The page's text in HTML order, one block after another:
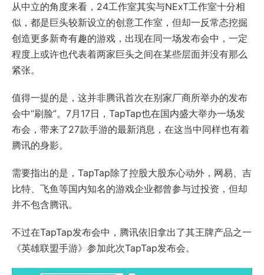
从中立的角度来看，24工作室其实与NExT工作室十分相
似，都是巨头较新设立的创意工作室，但却一反常态挖掘
创造更多新奇有趣的游戏，出现在同一场发布会中，一定
程度上或许也代表着两家巨头之间在某些层面并没有那么
紧张。
值得一提的是，这并非腾讯首次在别家厂商所举办的发布
会中“刷脸”。7月17日，TapTap也在国内盛大举办一场发
布会，带来了27款手游的最新消息，在这当中同样也有着
腾讯的身影。
需要指出的是，TapTap除了控股大股东心动外，网易、吉
比特、飞鱼等国内知名的游戏企业都曾参与过投资，但却
并不包含腾讯。
不过在TapTap发布会中，腾讯依旧拿出了其王牌产品之一
《英雄联盟手游》参加此次TapTap发布会。